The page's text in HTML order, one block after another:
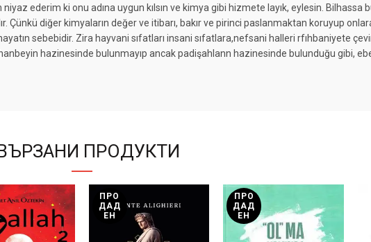
niyaz ederim ki onu adına uygun kılsın ve kimya gibi hizmete layık, eylesin. Bilhassa
Çünkü diğer kimyaların değer ve itibarı, bakır ve pirinci paslanmaktan koruyup
sebebidir. Zira hayvani sıfatları insani sıfatlara,nefsani halleri rfıhbaniyete
hazinesinde bulunmayıp ancak padişahlann hazinesinde bulunduğu gibi,
ПРОДУКТИ
ПРО
ДАД
ЕН
ПРО
ДАД
ЕН